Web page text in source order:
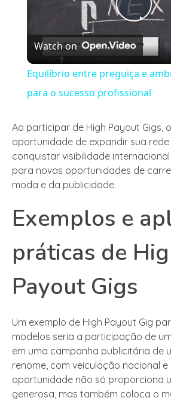
Play
Watch on
Equilíbrio entre preguiça e
para o sucesso profissional
Ao participar de High Payout Gigs,
oportunidade de expandir sua
conquistar visibilidade
para novas oportunidades de
moda e da publicidade.
Exemplos e
práticas de
Payout Gigs
Um exemplo de High Payout Gig
modelos seria a participação de
em uma campanha publicitária de
renome, com veiculação nacional e
oportunidade não só proporciona
generosa, mas também coloca o